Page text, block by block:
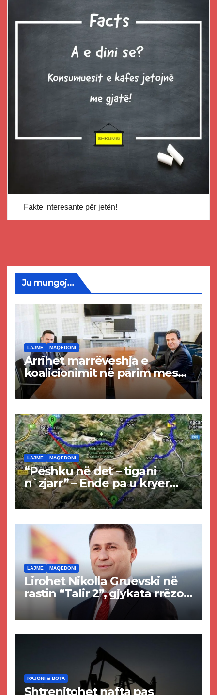
Fakte interesante për jetën!
Ju mungoj...
LAJME MAQEDONI
Arrihet marrëveshja e
koalicionimit në parim mes
Kurtit dhe Abdixhikut
LAJME MAQEDONI
“Peshku në det – tigani
n`zjarr” – Ende pa u kryer
projekti i tunelit, komuna e
Tetovës nis punimet për
LAJME MAQEDONI
Lirohet Nikolla Gruevski në
rastin “Talir 2”, gjykata rrëzon
akuzat për ndërtimin e
paligjshëm të selisë së
RAJONI & BOTA
Shtrenjtohet nafta pas